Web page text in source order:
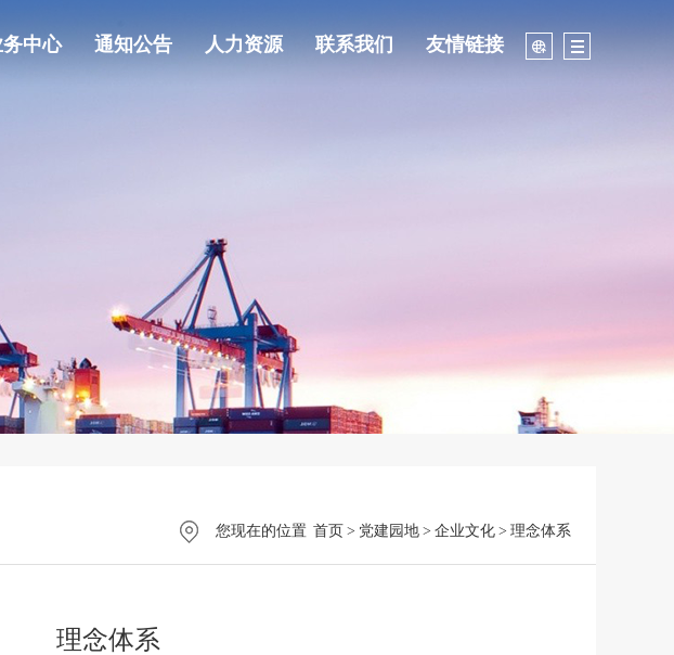
中心 通知公告 人力资源 联系我们 友情链接
您现在的位置 首页 > 党建园地 > 企业文化 > 理念体系
理念体系